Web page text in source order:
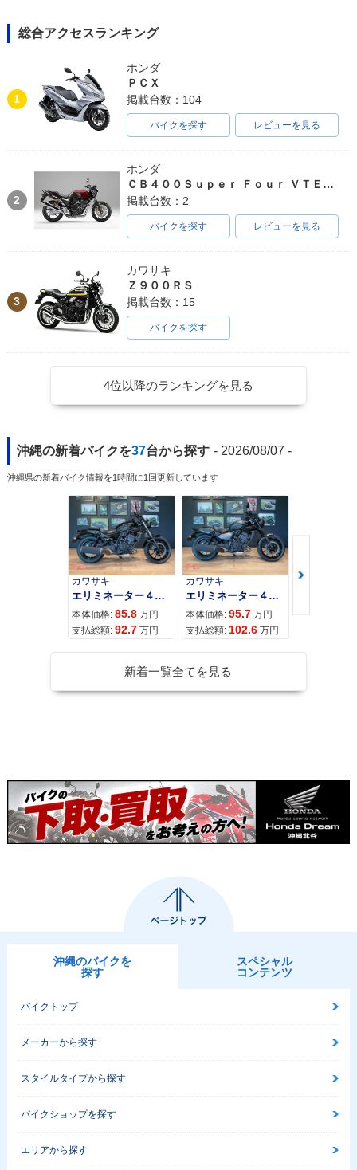
総合アクセスランキング
1
ホンダ
ＰＣＸ
掲載台数：104
バイクを探す レビューを見る
2
ホンダ
ＣＢ４００Ｓｕｐｅｒ Ｆｏｕｒ ＶＴＥＣ ＳＰＥＣ３
掲載台数：2
バイクを探す レビューを見る
3
カワサキ
Ｚ９００ＲＳ
掲載台数：15
バイクを探す
4位以降のランキングを見る
沖縄の新着バイクを37台から探す - 2026/08/07 -
沖縄県の新着バイク情報を1時間に1回更新しています
カワサキ
エリミネーター４００
本体価格: 85.8 万円
支払総額: 92.7 万円
カワサキ
エリミネーター４００ＳＥ
本体価格: 95.7 万円
支払総額: 102.6 万円
カワサキ
本体価格:
新着一覧全てを見る
沖縄のバイクを
探す
スペシャル
コンテンツ
バイクトップ
メーカーから探す
スタイルタイプから探す
バイクショップを探す
エリアから探す